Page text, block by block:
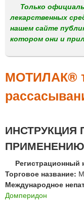
м
е
н
Только
лекарственных
нашем сайте
котором они и
МОТИЛАК®
Регистрационный
Торговое название:
Международное
Домперидон